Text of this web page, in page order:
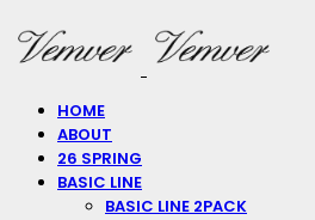
HOME
ABOUT
26 SPRING
BASIC LINE
BASIC LINE 2PACK